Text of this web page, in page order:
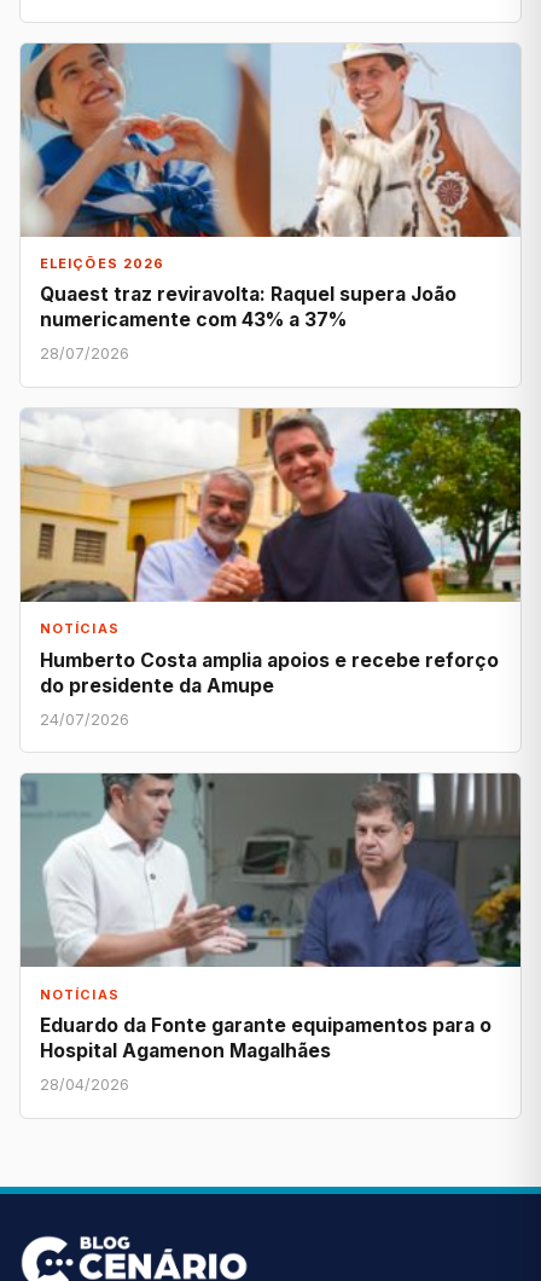
ELEIÇÕES 2026
Quaest traz reviravolta: Raquel supera João
numericamente com 43% a 37%
28/07/2026
NOTÍCIAS
Humberto Costa amplia apoios e recebe reforço
do presidente da Amupe
24/07/2026
NOTÍCIAS
Eduardo da Fonte garante equipamentos para o
Hospital Agamenon Magalhães
28/04/2026